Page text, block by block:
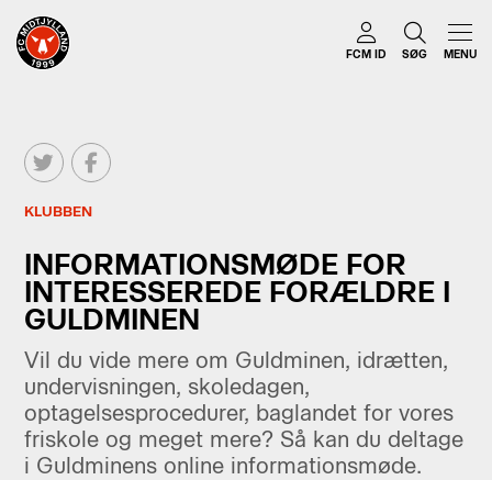
FCM ID SØG MENU
KLUBBEN
INFORMATIONSMØDE FOR
INTERESSEREDE FORÆLDRE I
GULDMINEN
Vil du vide mere om Guldminen, idrætten,
undervisningen, skoledagen,
optagelsesprocedurer, baglandet for vores
friskole og meget mere? Så kan du deltage
i Guldminens online informationsmøde.